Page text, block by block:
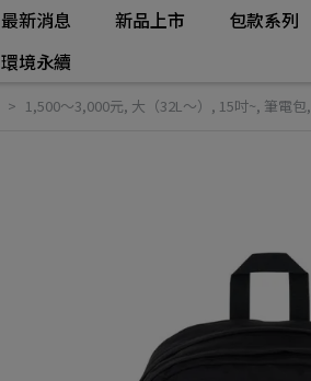
最新消息 新品上市 包款系列
環境永續
1,500～3,000元, 大（32L～） , 15吋~, 筆電包,